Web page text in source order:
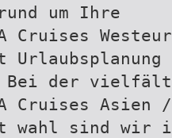
um Ihre
Cruises
Bei der
Cruises Asien /
wahl sind wir